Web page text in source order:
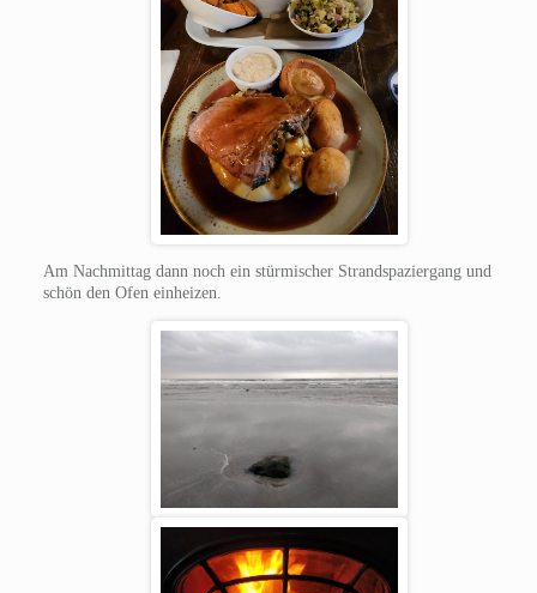
Am Nachmittag dann noch ein stürmischer Strandspaziergang und
schön den Ofen einheizen.